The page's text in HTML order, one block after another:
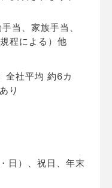
当、家族手当、
程による）他
全社平均 約6カ
り
日）、祝日、年末